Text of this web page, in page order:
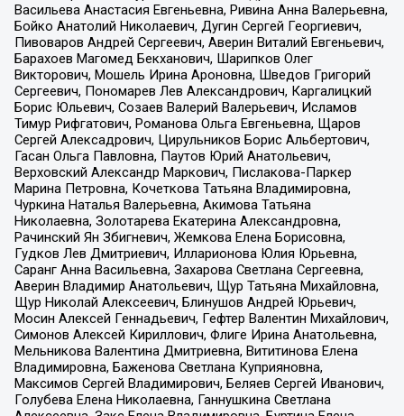
Васильева Анастасия Евгеньевна, Ривина Анна Валерьевна,
Бойко Анатолий Николаевич, Дугин Сергей Георгиевич,
Пивоваров Андрей Сергеевич, Аверин Виталий Евгеньевич,
Барахоев Магомед Бекханович, Шарипков Олег
Викторович, Мошель Ирина Ароновна, Шведов Григорий
Сергеевич, Пономарев Лев Александрович, Каргалицкий
Борис Юльевич, Созаев Валерий Валерьевич, Исламов
Тимур Рифгатович, Романова Ольга Евгеньевна, Щаров
Сергей Алексадрович, Цирульников Борис Альбертович,
Гасан Ольга Павловна, Паутов Юрий Анатольевич,
Верховский Александр Маркович, Пислакова-Паркер
Марина Петровна, Кочеткова Татьяна Владимировна,
Чуркина Наталья Валерьевна, Акимова Татьяна
Николаевна, Золотарева Екатерина Александровна,
Рачинский Ян Збигневич, Жемкова Елена Борисовна,
Гудков Лев Дмитриевич, Илларионова Юлия Юрьевна,
Саранг Анна Васильевна, Захарова Светлана Сергеевна,
Аверин Владимир Анатольевич, Щур Татьяна Михайловна,
Щур Николай Алексеевич, Блинушов Андрей Юрьевич,
Мосин Алексей Геннадьевич, Гефтер Валентин Михайлович,
Симонов Алексей Кириллович, Флиге Ирина Анатольевна,
Мельникова Валентина Дмитриевна, Вититинова Елена
Владимировна, Баженова Светлана Куприяновна,
Максимов Сергей Владимирович, Беляев Сергей Иванович,
Голубева Елена Николаевна, Ганнушкина Светлана